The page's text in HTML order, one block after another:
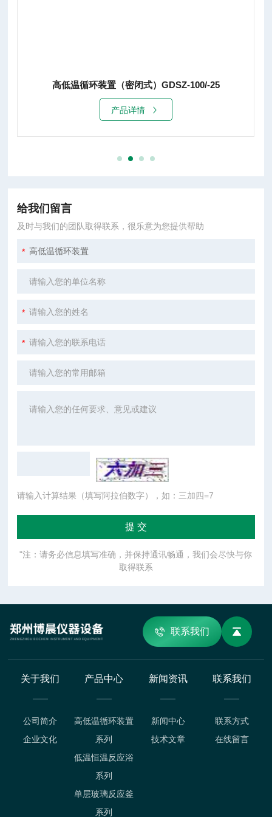
高低温循环装置（密闭式）GDSZ-100/-25
产品详情
给我们留言
及时与我们的团队取得联系，很乐意为您提供帮助
请输入计算结果（填写阿拉伯数字），如：三加四=7
"注：请务必信息填写准确，并保持通讯畅通，我们会尽快与你
取得联系
联系我们
关于我们
公司简介
企业文化
产品中心
高低温循环装置
系列
低温恒温反应浴
系列
单层玻璃反应釜
系列
新闻资讯
新闻中心
技术文章
联系我们
联系方式
在线留言